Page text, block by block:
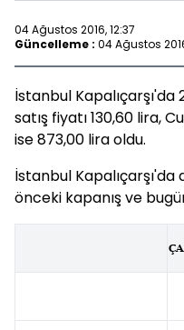
04 Ağustos 2016, 12:37
Güncelleme : 04 Ağustos
İstanbul
satış fiyatı 130,60 lira,
ise 873,00 lira oldu.
İstanbul Kapalıçarşı'da
önceki kapanış ve